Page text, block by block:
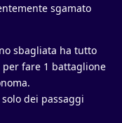
sgamato
sbagliata ha tutto
per fare 1 battaglione
dei passaggi